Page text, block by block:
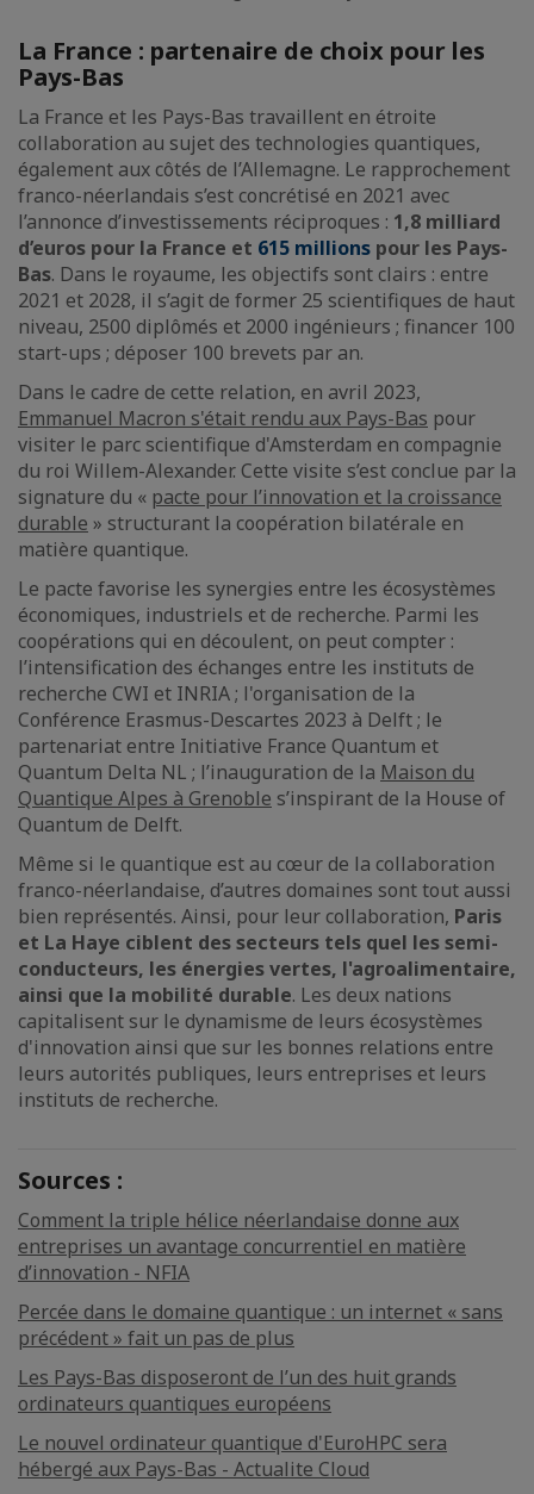
La France : partenaire de choix pour les
Pays-Bas
La France et les Pays-Bas travaillent en étroite
collaboration au sujet des technologies quantiques,
également aux côtés de l’Allemagne. Le rapprochement
franco-néerlandais s’est concrétisé en 2021 avec
l’annonce d’investissements réciproques : 1,8 milliard
d’euros pour la France et 615 millions pour les Pays-
Bas. Dans le royaume, les objectifs sont clairs : entre
2021 et 2028, il s’agit de former 25 scientifiques de haut
niveau, 2500 diplômés et 2000 ingénieurs ; financer 100
start-ups ; déposer 100 brevets par an.
Dans le cadre de cette relation, en avril 2023,
Emmanuel Macron s'était rendu aux Pays-Bas pour
visiter le parc scientifique d'Amsterdam en compagnie
du roi Willem-Alexander. Cette visite s’est conclue par la
signature du « pacte pour l’innovation et la croissance
durable » structurant la coopération bilatérale en
matière quantique.
Le pacte favorise les synergies entre les écosystèmes
économiques, industriels et de recherche. Parmi les
coopérations qui en découlent, on peut compter :
l’intensification des échanges entre les instituts de
recherche CWI et INRIA ; l'organisation de la
Conférence Erasmus-Descartes 2023 à Delft ; le
partenariat entre Initiative France Quantum et
Quantum Delta NL ; l’inauguration de la Maison du
Quantique Alpes à Grenoble s’inspirant de la House of
Quantum de Delft.
Même si le quantique est au cœur de la collaboration
franco-néerlandaise, d’autres domaines sont tout aussi
bien représentés. Ainsi, pour leur collaboration, Paris
et La Haye ciblent des secteurs tels quel les semi-
conducteurs, les énergies vertes, l'agroalimentaire,
ainsi que la mobilité durable. Les deux nations
capitalisent sur le dynamisme de leurs écosystèmes
d'innovation ainsi que sur les bonnes relations entre
leurs autorités publiques, leurs entreprises et leurs
instituts de recherche.
Sources :
Comment la triple hélice néerlandaise donne aux
entreprises un avantage concurrentiel en matière
d’innovation - NFIA
Percée dans le domaine quantique : un internet « sans
précédent » fait un pas de plus
Les Pays-Bas disposeront de l’un des huit grands
ordinateurs quantiques européens
Le nouvel ordinateur quantique d'EuroHPC sera
hébergé aux Pays-Bas - Actualite Cloud